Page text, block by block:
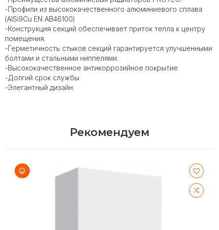
-Профили из высококачественного алюминиевого сплава
(AISi9Cu EN AB46100)
-Конструкция секций обеспечивает приток тепла к центру
помещения.
-Герметичность стыков секций гарантируется улучшенными
болтами и стальными ниппелями.
-Высококачественное антикоррозийное покрытие
-Долгий срок службы
-Элегантный дизайн.
Рекомендуем